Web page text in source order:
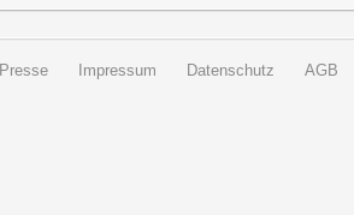
Presse Impressum Datenschutz AGB